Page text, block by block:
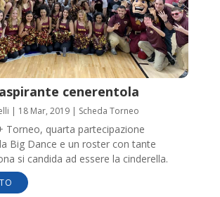
cenerentola
| 18 Mar, 2019| Scheda Torneo
Torneo, quarta partecipazione
Big Dance e un roster con tante
si candida ad essere la cinderella.